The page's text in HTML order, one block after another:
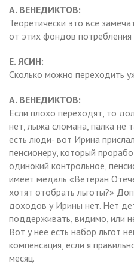
А. ВЕНЕДИКТОВ:
Теоретически это все
от этих фондов потребления
Е. ЯСИН:
Сколько можно переходить
А. ВЕНЕДИКТОВ:
Если плохо переходят, то
нет, лыжа сломана, палка не
есть люди- вот Ирина
пенсионеру, который
одинокий контрольное,
имеет медаль «Ветеран
хотят отобрать льготы?»
доходов у Ирины нет. Нет
поддерживать, видимо, или
Вот у нее есть набор льгот
компенсация, если я
месяц.